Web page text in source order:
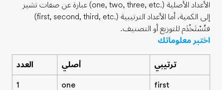
مكاتب
أعثر على مكتب قريب منك
نبذة عنا
الأعداد الأصلية (one, two, three, etc.) عبارة عن صفات تشير
إلى الكمية، أما الأعداد الترتيبية (first, second, third, etc.)
فتُسْتَخْدَم للتوزيع أو التصنيف.
اختبر معلوماتك
العدد أصلي ترتيبي
1 one first